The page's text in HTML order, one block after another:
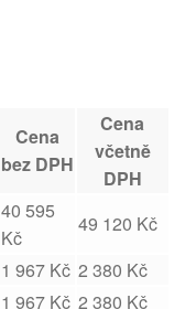
Cena
bez DPH
Cena
včetně
DPH
40 595
Kč
49 120 Kč
1 967 Kč 2 380 Kč
1 967 Kč 2 380 Kč